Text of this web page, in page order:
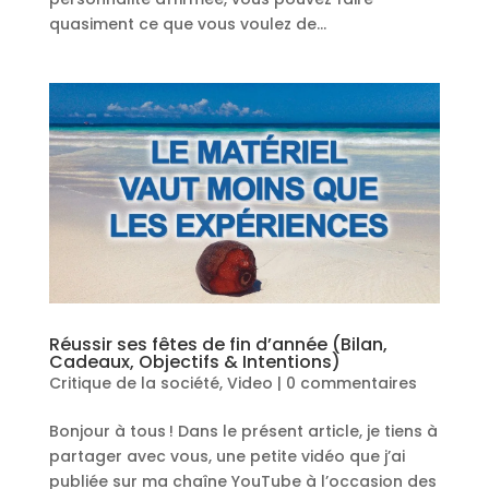
quasiment ce que vous voulez de...
Réussir ses fêtes de fin d’année (Bilan,
Cadeaux, Objectifs & Intentions)
Critique de la société, Video | 0 commentaires
Bonjour à tous ! Dans le présent article, je tiens à
partager avec vous, une petite vidéo que j’ai
publiée sur ma chaîne YouTube à l’occasion des